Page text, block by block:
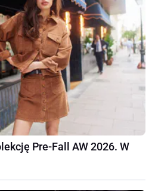
Pre-Fall AW 2026. W